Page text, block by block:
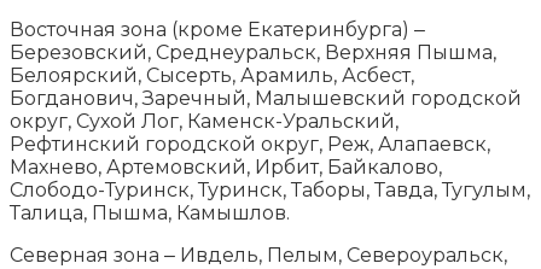
Восточная зона (кроме Екатеринбурга) ‒
Березовский, Среднеуральск, Верхняя Пышма,
Белоярский, Сысерть, Арамиль, Асбест,
Богданович, Заречный, Малышевский городской
округ, Сухой Лог, Каменск-Уральский,
Рефтинский городской округ, Реж, Алапаевск,
Махнево, Артемовский, Ирбит, Байкалово,
Слободо-Туринск, Туринск, Таборы, Тавда, Тугулым,
Талица, Пышма, Камышлов.
Северная зона ‒ Ивдель, Пелым, Североуральск,